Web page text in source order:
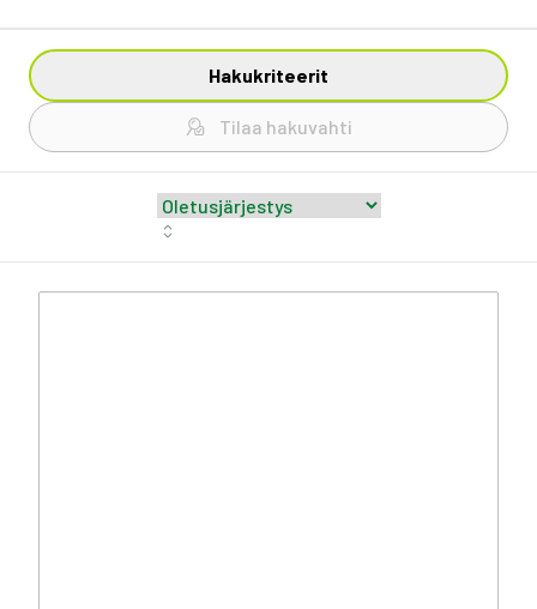
Hakukriteerit
Tilaa hakuvahti